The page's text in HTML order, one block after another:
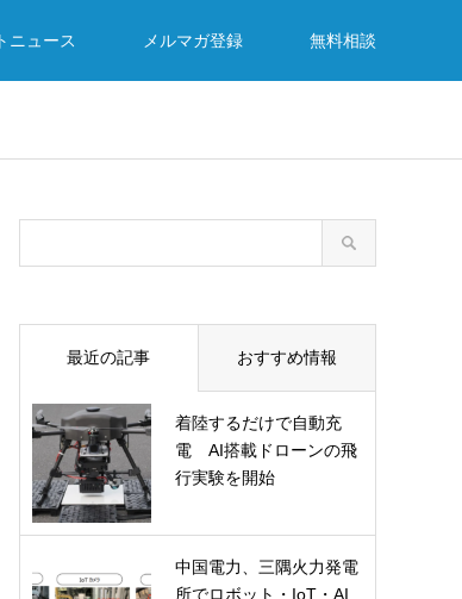
ニュース メルマガ登録 無料相談
最近の記事 おすすめ情報
着陸するだけで自動充
電 AI搭載ドローンの飛
行実験を開始
中国電力、三隅火力発電
所でロボット・IoT・AI